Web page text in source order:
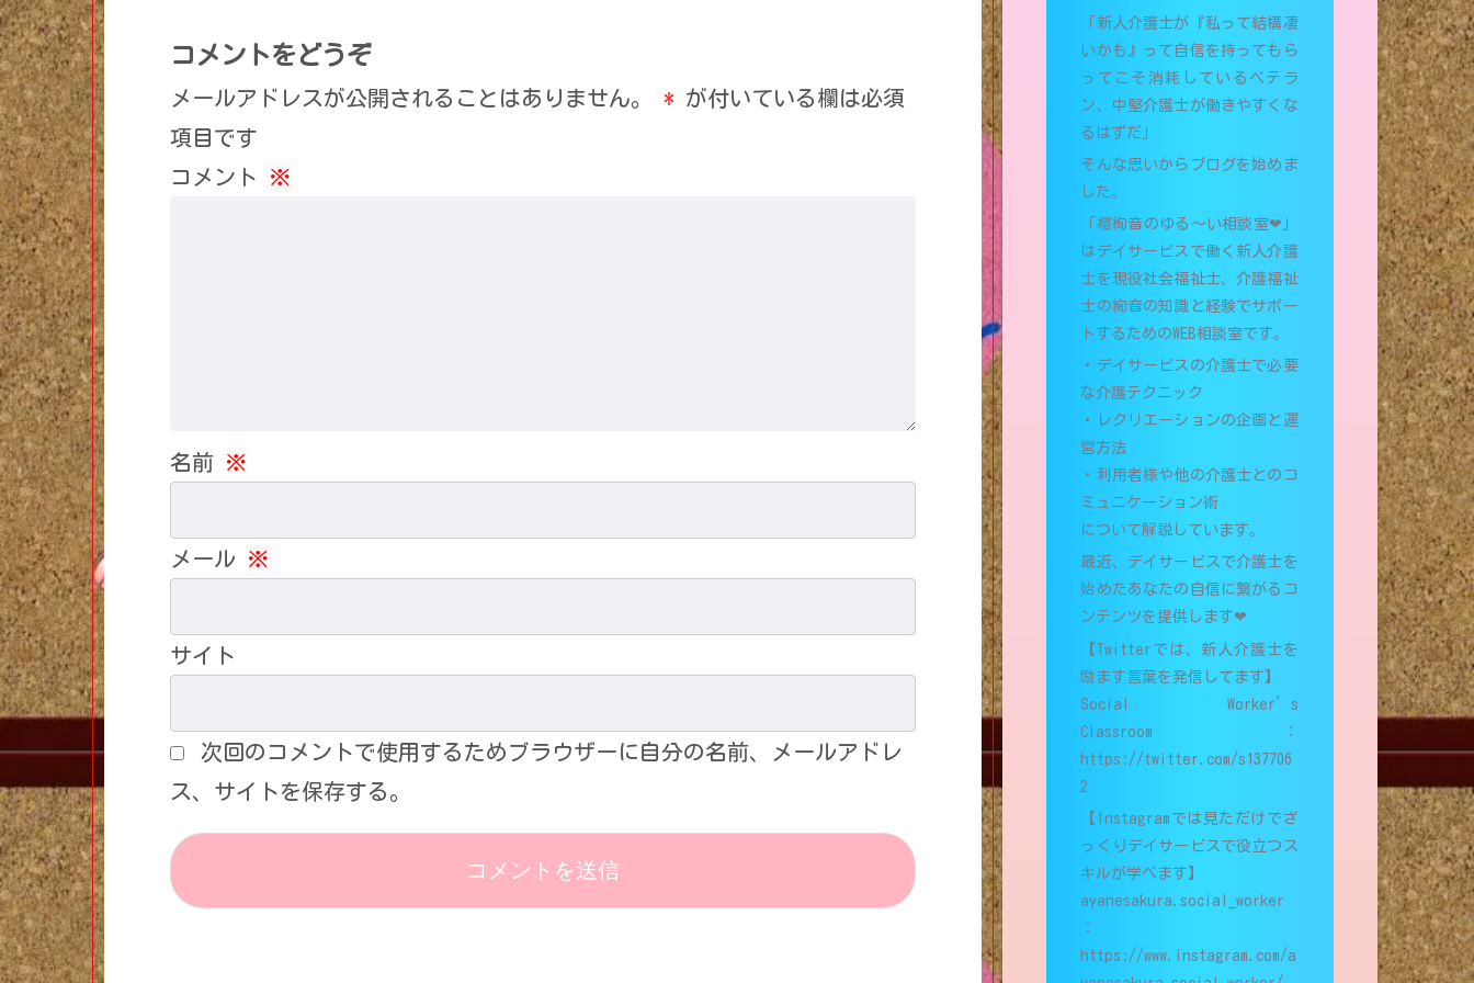
コメントをどうぞ
メールアドレスが公開されることはありません。 * が付いている欄は必須
項目です
コメント
※
名前 ※
メール ※
サイト
次回のコメントで使用するためブラウザーに自分の名前、メールアドレ
ス、サイトを保存する。
「新人介護士が『私って結構凄
いかも』って自信を持ってもら
ってこそ消耗しているベテラ
ン、中堅介護士が働きやすくな
るはずだ」
そんな思いからブログを始めま
した。
「櫻絢音のゆる〜い相談室❤︎」
はデイサービスで働く新人介護
士を現役社会福祉士、介護福祉
士の絢音の知識と経験でサポー
トするためのWEB相談室です。
・デイサービスの介護士で必要
な介護テクニック
・レクリエーションの企画と運
営方法
・利用者様や他の介護士とのコ
ミュニケーション術
について解説しています。
最近、デイサービスで介護士を
始めたあなたの自信に繋がるコ
ンテンツを提供します❤︎
【Twitterでは、新人介護士を
励ます言葉を発信してます】
Social Worker’s
Classroom：
https://twitter.com/s137706
2
【Instagramでは見ただけでざ
っくりデイサービスで役立つス
キルが学べます】
ayanesakura.social_worker
：
https://www.instagram.com/a